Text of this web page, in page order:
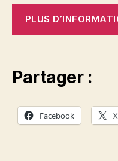
PLUS
Partager :
Facebook X